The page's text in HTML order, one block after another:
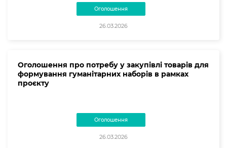
Оголошення
26.03.2026
Оголошення про потребу у закупівлі товарів для
формування гуманітарних наборів в рамках
проєкту
Оголошення
26.03.2026